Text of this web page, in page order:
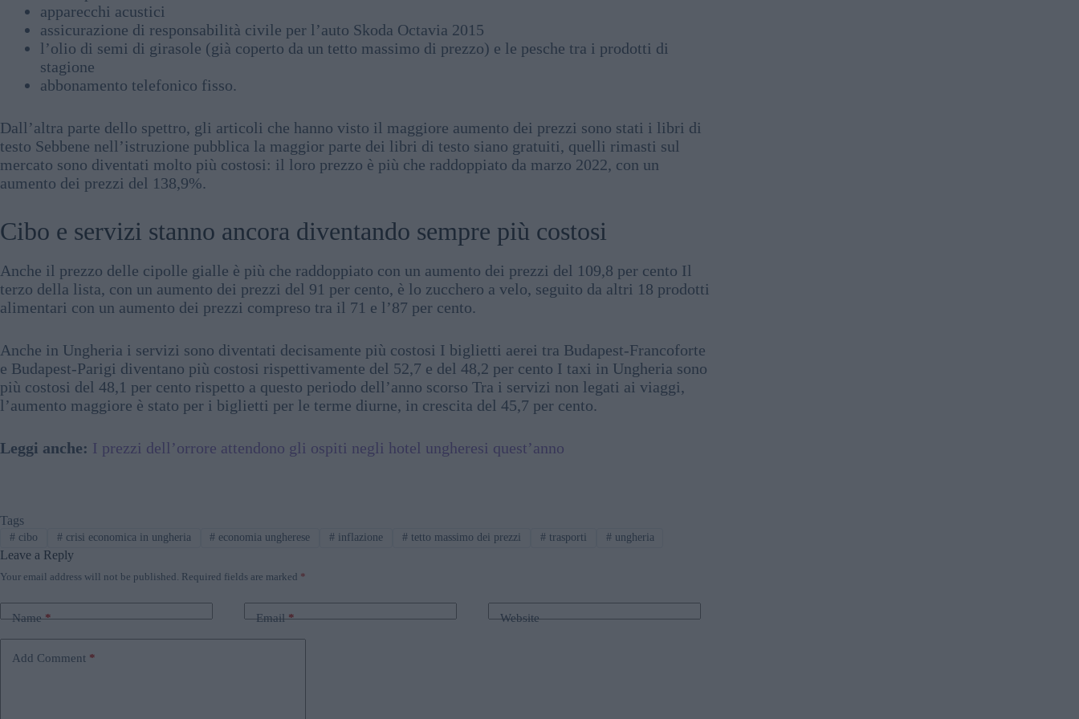
apparecchi acustici
assicurazione di responsabilità civile per l’auto Skoda Octavia 2015
l’olio di semi di girasole (già coperto da un tetto massimo di prezzo) e le pesche tra i prodotti di
stagione
abbonamento telefonico fisso.
Dall’altra parte dello spettro, gli articoli che hanno visto il maggiore aumento dei prezzi sono stati i libri di
testo Sebbene nell’istruzione pubblica la maggior parte dei libri di testo siano gratuiti, quelli rimasti sul
mercato sono diventati molto più costosi: il loro prezzo è più che raddoppiato da marzo 2022, con un
aumento dei prezzi del 138,9%.
Cibo e servizi stanno ancora diventando sempre più costosi
Anche il prezzo delle cipolle gialle è più che raddoppiato con un aumento dei prezzi del 109,8 per cento Il
terzo della lista, con un aumento dei prezzi del 91 per cento, è lo zucchero a velo, seguito da altri 18 prodotti
alimentari con un aumento dei prezzi compreso tra il 71 e l’87 per cento.
Anche in Ungheria i servizi sono diventati decisamente più costosi I biglietti aerei tra Budapest-Francoforte
e Budapest-Parigi diventano più costosi rispettivamente del 52,7 e del 48,2 per cento I taxi in Ungheria sono
più costosi del 48,1 per cento rispetto a questo periodo dell’anno scorso Tra i servizi non legati ai viaggi,
l’aumento maggiore è stato per i biglietti per le terme diurne, in crescita del 45,7 per cento.
Leggi anche: I prezzi dell’orrore attendono gli ospiti negli hotel ungheresi quest’anno
Tags
#cibo #crisi economica in ungheria # economia ungherese # inflazione # tetto massimo dei prezzi #trasporti #ungheria
Leave a Reply
Your email address will not be published. Required fields are marked *
Name* Email* Website
Add Comment *